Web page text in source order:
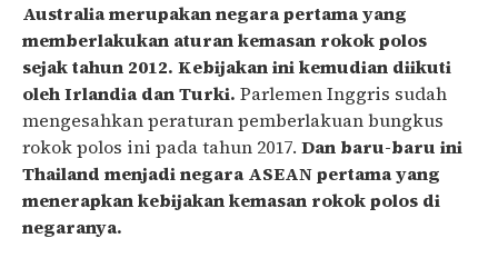
Australia merupakan negara pertama yang
memberlakukan aturan kemasan rokok polos
sejak tahun 2012. Kebijakan ini kemudian diikuti
oleh Irlandia dan Turki. Parlemen Inggris sudah
mengesahkan peraturan pemberlakuan bungkus
rokok polos ini pada tahun 2017. Dan baru-baru ini
Thailand menjadi negara ASEAN pertama yang
menerapkan kebijakan kemasan rokok polos di
negaranya.